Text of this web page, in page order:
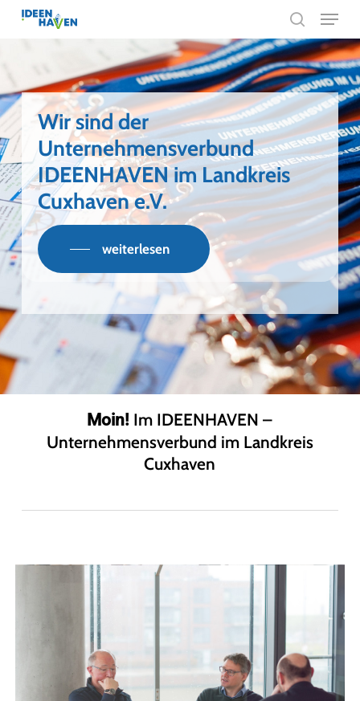
Skip
content
search
Menu
Wir sind der
Unternehmensverbund
IDEENHAVEN im Landkreis
Cuxhaven e.V.
weiterlesen
Moin! Im IDEENHAVEN –
Unternehmensverbund im Landkreis
Cuxhaven